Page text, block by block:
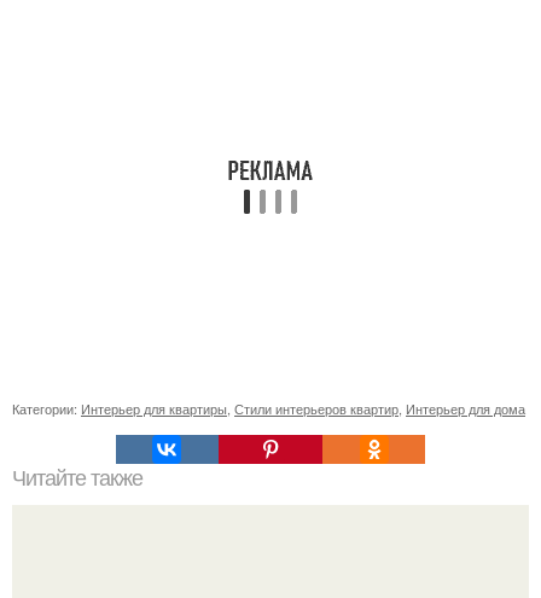
Категории: Интерьер для квартиры Стили интерьеров квартир Интерьер для дома
Читайте также